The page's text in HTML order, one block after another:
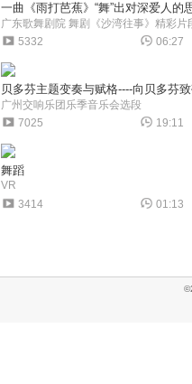
一曲《雨打芭蕉》“舞”出对深爱人的
广东歌舞剧院 舞剧《沙湾往事》精彩片
5332
06:27
贝多芬主题变奏与赋格----向贝多芬
广州交响乐团乐季音乐会选段
7025
19:11
舞蹈
VR
3414
01:13